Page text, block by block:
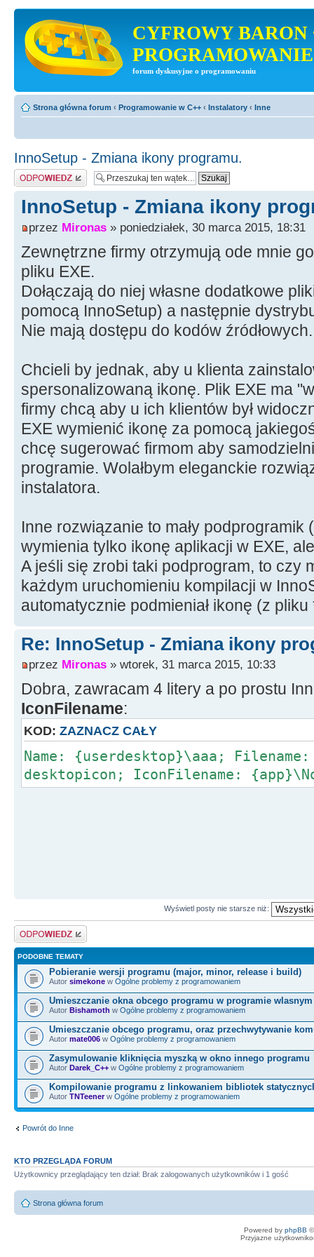
CYFROWY BARON
PROGRAMOWANIE
forum dyskusyjne o programowaniu
Strona główna forum ‹ Programowanie w C++ ‹ Instalatory ‹ Inne
InnoSetup - Zmiana ikony programu.
Odpowiedz
InnoSetup - Zmiana ikony
przez Mironas » poniedziałek, 30 marca 2015, 18:31
Zewnętrzne firmy otrzymują ode mnie
pliku EXE.
Dołączają do niej własne dodatkowe
pomocą InnoSetup) a następnie
Nie mają dostępu do kodów źródłowych.
Chcieli by jednak, aby u klienta
spersonalizowaną ikonę. Plik EXE ma
firmy chcą aby u ich klientów był
EXE wymienić ikonę za pomocą
chcę sugerować firmom aby
programie. Wolałbym eleganckie
instalatora.
Inne rozwiązanie to mały
wymienia tylko ikonę aplikacji w EXE,
A jeśli się zrobi taki podprogram, to czy
każdym uruchomieniu kompilacji w
automatycznie podmieniał ikonę (z pliku
Re: InnoSetup - Zmiana ikony
przez Mironas » wtorek, 31 marca 2015, 10:33
Dobra, zawracam 4 litery a po prostu
IconFilename:
KOD: ZAZNACZ CAŁY
Name: {userdesktop}\aaa;
desktopicon; IconFilename:
Wyświetl posty nie starsze niż:
Odpowiedz
PODOBNE TEMATY
Pobieranie wersji programu (major, minor, release i build)
Autor simekone w Ogólne problemy z programowaniem
Umieszczanie okna obcego programu w programie
Autor Bishamoth w Ogólne problemy z programowaniem
Umieszczanie obcego programu, oraz przechwytywanie
Autor mate006 w Ogólne problemy z programowaniem
Zasymulowanie kliknięcia myszką w okno innego programu
Autor Darek_C++ w Ogólne problemy z programowaniem
Kompilowanie programu z linkowaniem bibliotek
Autor TNTeenerw Ogólne problemy z programowaniem
Powrót do Inne
KTO PRZEGLĄDA FORUM
Użytkownicy przeglądający ten dział: Brak zalogowanych użytkowników i 1 gość
Strona główna forum
Powered by phpBB
Przyjazne